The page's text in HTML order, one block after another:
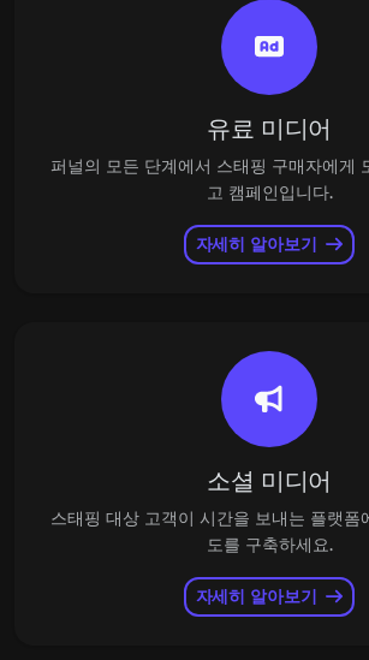
유료 미디어
퍼널의 모든 단계에서 스태핑 구매자에게
고 캠페인입니다.
자세히 알아보기
소셜 미디어
스태핑 대상 고객이 시간을 보내는 플랫폼
도를 구축하세요.
자세히 알아보기